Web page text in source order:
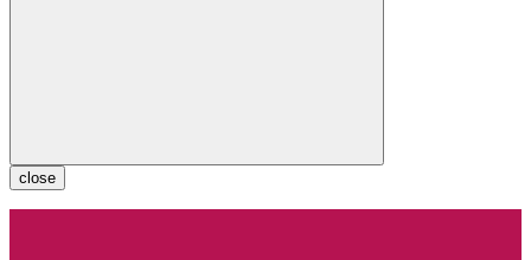
close